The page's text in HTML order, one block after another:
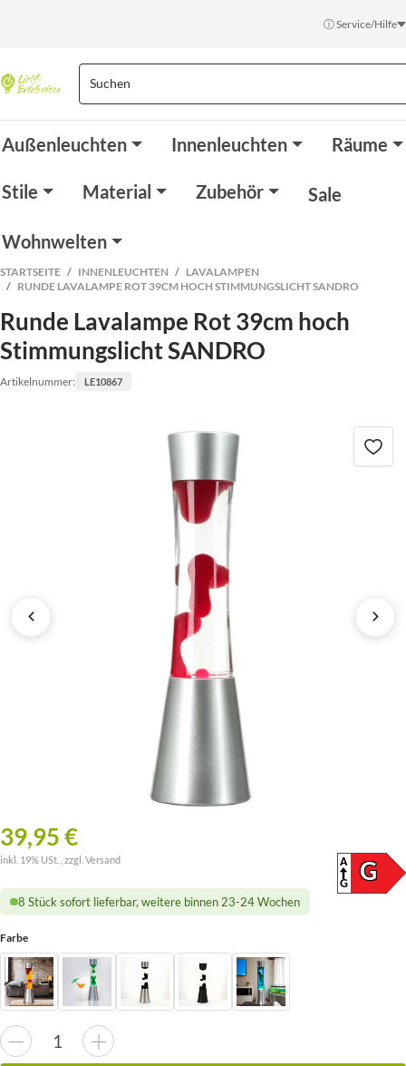
ⓘ Service/Hilfe
Außenleuchten Innenleuchten Räume
Stile Material Zubehör Sale
Wohnwelten
STARTSEITE INNENLEUCHTEN
LAVALAMPEN
RUNDE LAVALAMPE ROT 39CM HOCH STIMMUNGSLICHT SANDRO
Runde Lavalampe Rot 39cm hoch
Stimmungslicht SANDRO
Artikelnummer: LE10867
39,95 €
A
G
G
inkl. 19% USt. , zzgl. Versand
8 Stück sofort lieferbar, weitere binnen 23-24 Wochen
Farbe